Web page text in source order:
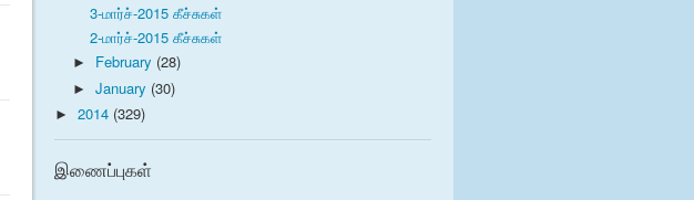
3-மார்ச்-2015 கீச்சுகள்
2-மார்ச்-2015 கீச்சுகள்
► February (28)
► January (30)
► 2014 (329)
இணைப்புகள்